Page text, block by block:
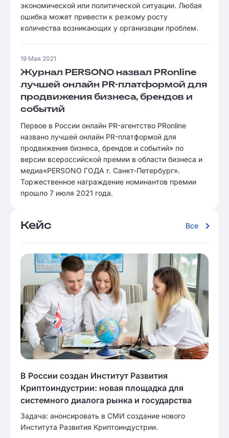
экономической или политической ситуации. Любая
ошибка может привести к резкому росту
количества возникающих у организации проблем.
19 Мая 2021
Журнал PERSONO назвал PRonline
лучшей онлайн PR-платформой для
продвижения бизнеса, брендов и
событий
Первое в России онлайн PR-агентство PRonline
названо лучшей онлайн PR-платформой для
продвижения бизнеса, брендов и событий» по
версии всероссийской премии в области бизнеса и
медиа«PERSONO ГОДА г. Санкт-Петербург».
Торжественное награждение номинантов премии
прошло 7 июля 2021 года.
Кейс Все
В России создан Институт Развития
Криптоиндустрии: новая площадка для
системного диалога рынка и государства
Задача: анонсировать в СМИ создание нового
Института Развития Криптоиндустрии.